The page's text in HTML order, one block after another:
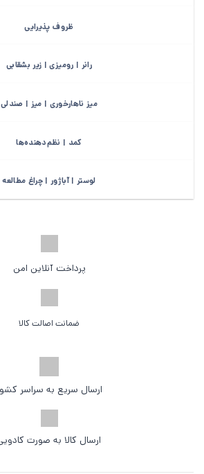
ظروف پذیرایی
رانر | رومیزی | زیر بشقابی
میز ناهارخوری | میز | صندلی
کمد | نظم‌دهنده‌ها
لوستر | آباژور | چراغ مطالعه
پرداخت آنلاین امن
ضمانت اصالت کالا
ارسال سریع به سراسر
ارسال کالا به صورت